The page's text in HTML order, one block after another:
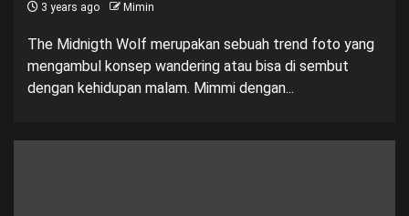
3 years ago Mimin
The Midnigth Wolf merupakan sebuah trend foto yang
mengambul konsep wandering atau bisa di sembut
dengan kehidupan malam. Mimmi dengan...